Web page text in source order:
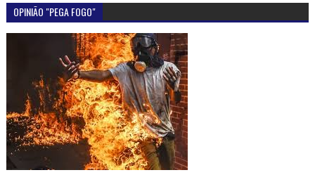
OPINIÃO "PEGA FOGO"